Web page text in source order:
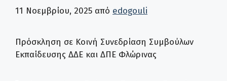
11 Νοεμβρίου, 2025 από edogouli
Πρόσκληση σε Κοινή Συνεδρίαση Συμβούλων
Εκπαίδευσης ΔΔΕ και ΔΠΕ Φλώρινας